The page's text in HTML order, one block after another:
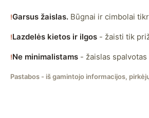
!Garsus žaislas. Būgnai ir cimbolai
!Lazdelės kietos ir ilgos - žaisti tik
!Ne minimalistams - žaislas
Pastabos - iš gamintojo informacijos,